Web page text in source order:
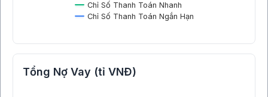
Chỉ Số Thanh Toán Nhanh
Chỉ Số Thanh Toán Ngắn Hạn
Tổng Nợ Vay (tỉ VNĐ)